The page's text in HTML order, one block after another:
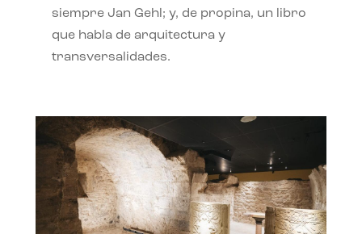
siempre Jan Gehl; y, de propina, un libro
que habla de arquitectura y
transversalidades.